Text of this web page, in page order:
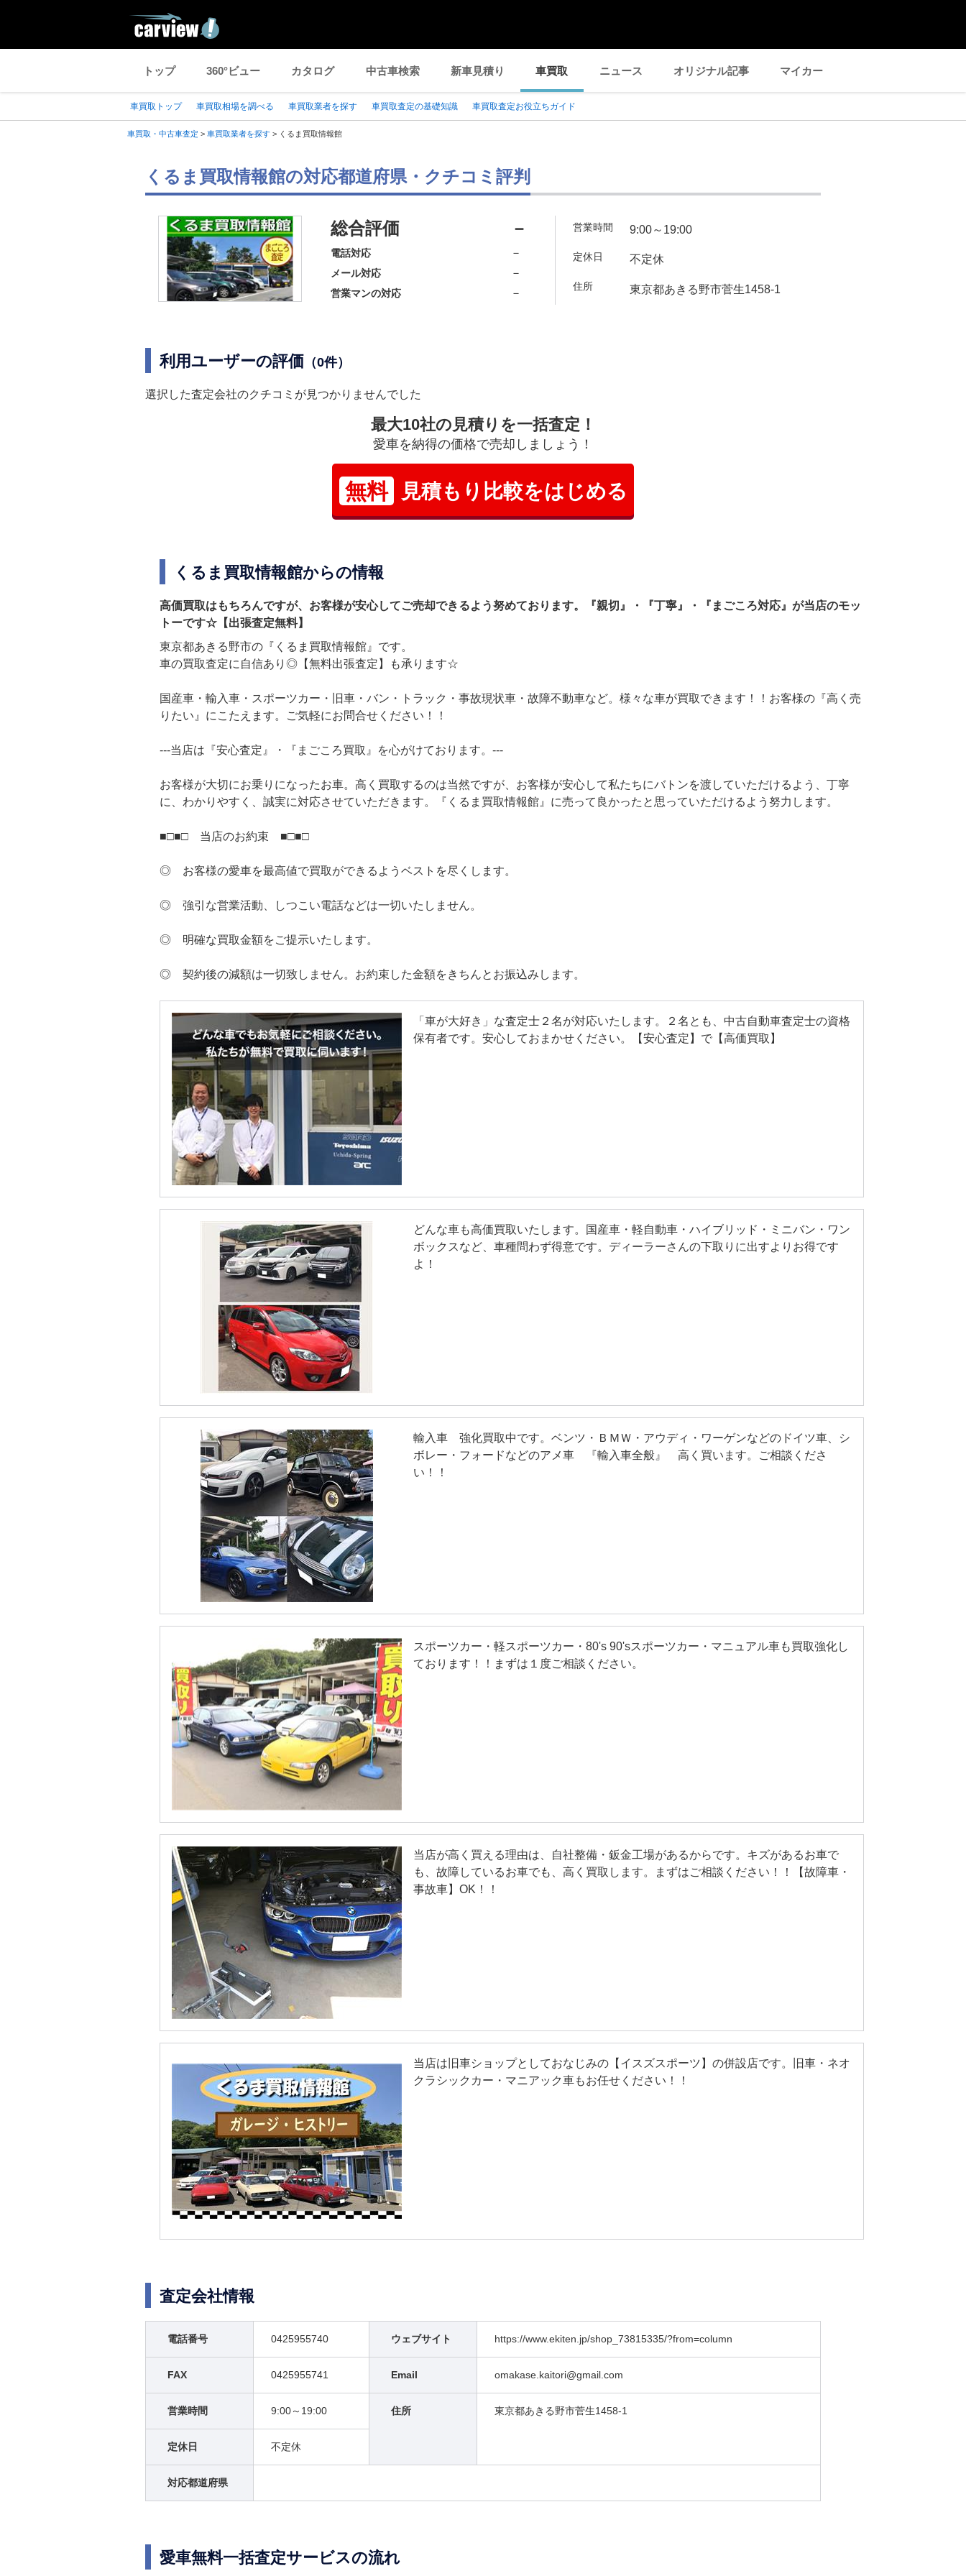
トップ 360°ビュー カタログ 中古車検索 新車見積り 車買取 ニュース オリジナル記事 マイカー
車買取トップ 車買取相場を調べる 車買取業者を探す 車買取査定の基礎知識 車買取査定お役立ちガイド
車買取・中古車査定 > 車買取業者を探す > くるま買取情報館
くるま買取情報館の対応都道府県・クチコミ評判
総合評価 －
電話対応 －
メール対応 －
営業マンの対応 －
営業時間 9:00～19:00
定休日 不定休
住所 東京都あきる野市菅生1458-1
利用ユーザーの評価 （0件）
選択した査定会社のクチコミが見つかりませんでした
最大10社の見積りを一括査定！
愛車を納得の価格で売却しましょう！
無料 見積もり比較をはじめる
くるま買取情報館からの情報
高価買取はもちろんですが、お客様が安心してご売却できるよう努めております。『親切』・『丁寧』・『まごころ対応』が当店のモッ
トーです☆【出張査定無料】
東京都あきる野市の『くるま買取情報館』です。
車の買取査定に自信あり◎【無料出張査定】も承ります☆
国産車・輸入車・スポーツカー・旧車・バン・トラック・事故現状車・故障不動車など。様々な車が買取できます！！お客様の『高く売
りたい』にこたえます。ご気軽にお問合せください！！
---当店は『安心査定』・『まごころ買取』を心がけております。---
お客様が大切にお乗りになったお車。高く買取するのは当然ですが、お客様が安心して私たちにバトンを渡していただけるよう、丁寧
に、わかりやすく、誠実に対応させていただきます。『くるま買取情報館』に売って良かったと思っていただけるよう努力します。
■□■□ 当店のお約束 ■□■□
◎ お客様の愛車を最高値で買取ができるようベストを尽くします。
◎ 強引な営業活動、しつこい電話などは一切いたしません。
◎ 明確な買取金額をご提示いたします。
◎ 契約後の減額は一切致しません。お約束した金額をきちんとお振込みします。
「車が大好き」な査定士２名が対応いたします。２名とも、中古自動車査定士の資格
保有者です。安心しておまかせください。【安心査定】で【高価買取】
どんな車も高価買取いたします。国産車・軽自動車・ハイブリッド・ミニバン・ワン
ボックスなど、車種問わず得意です。ディーラーさんの下取りに出すよりお得です
よ！
輸入車 強化買取中です。ベンツ・ＢＭＷ・アウディ・ワーゲンなどのドイツ車、シ
ボレー・フォードなどのアメ車 『輸入車全般』 高く買います。ご相談くださ
い！！
スポーツカー・軽スポーツカー・80's 90'sスポーツカー・マニュアル車も買取強化し
ております！！まずは１度ご相談ください。
当店が高く買える理由は、自社整備・鈑金工場があるからです。キズがあるお車で
も、故障しているお車でも、高く買取します。まずはご相談ください！！【故障車・
事故車】OK！！
当店は旧車ショップとしておなじみの【イスズスポーツ】の併設店です。旧車・ネオ
クラシックカー・マニアック車もお任せください！！
査定会社情報
電話番号 0425955740 ウェブサイト https://www.ekiten.jp/shop_73815335/?from=column
FAX 0425955741 Email omakase.kaitori@gmail.com
営業時間 9:00～19:00 住所 東京都あきる野市菅生1458-1
定休日 不定休
対応都道府県
愛車無料一括査定サービスの流れ